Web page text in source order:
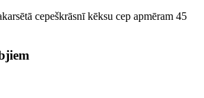
cepeškrāsnī kēksu cep apmēram 45